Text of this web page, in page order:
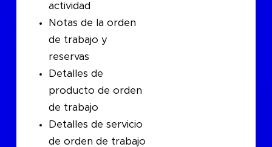
actividad
Notas de la orden
de trabajo y
reservas
Detalles de
producto de orden
de trabajo
Detalles de servicio
de orden de trabajo